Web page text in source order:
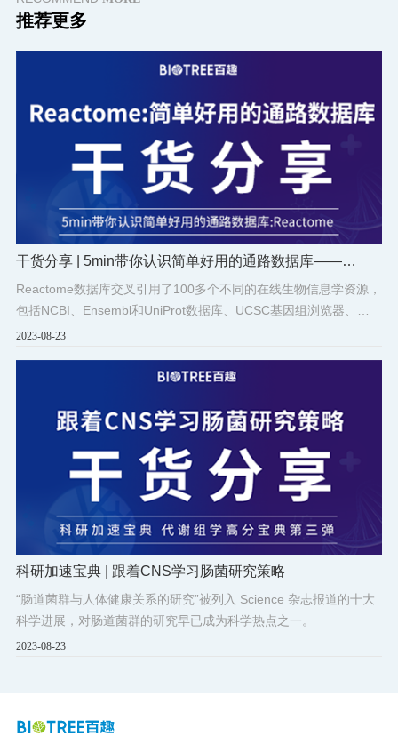
推荐更多
干货分享 | 5min带你认识简单好用的通路数据库——
Reactome数据库交叉引用了100多个不同的在线生物信息学资源，
包括NCBI、Ensembl和UniProt数据库、UCSC基因组浏览器、
ChEBI小分子数据库和PubMed文献数据库等。
2023-08-23
科研加速宝典 | 跟着CNS学习肠菌研究策略
“肠道菌群与人体健康关系的研究”被列入 Science 杂志报道的十大
科学进展，对肠道菌群的研究早已成为科学热点之一。
2023-08-23